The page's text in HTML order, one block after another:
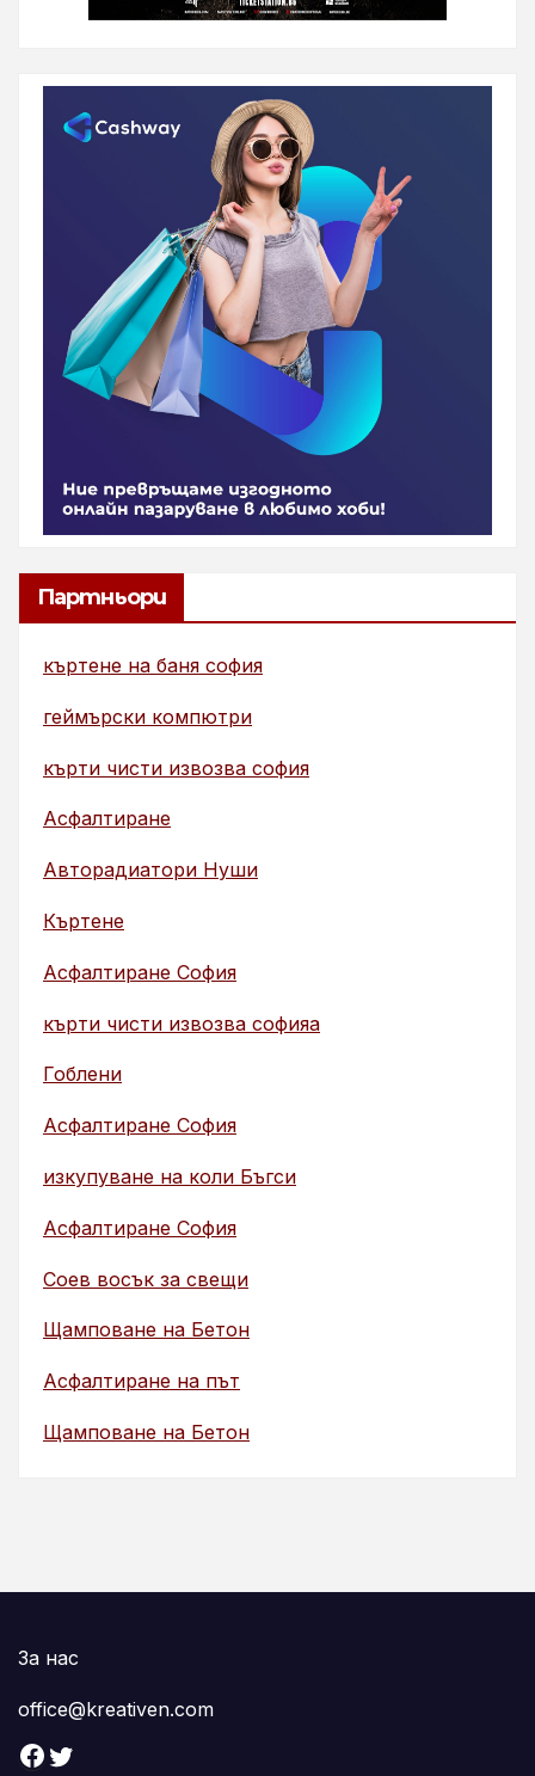
Партньори
къртене на баня софия
геймърски компютри
кърти чисти извозва софия
Асфалтиране
Авторадиатори Нуши
Къртене
Асфалтиране София
кърти чисти извозва софияа
Гоблени
Асфалтиране София
изкупуване на коли Бъгси
Асфалтиране София
Соев восък за свещи
Щамповане на Бетон
Асфалтиране на път
Щамповане на Бетон
За нас
office@kreativen.com
Facebook Twitter